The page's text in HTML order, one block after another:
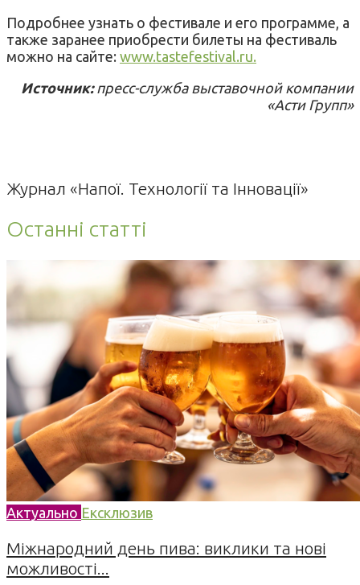
Подробнее узнать о фестивале и его программе, а
также заранее приобрести билеты на фестиваль
можно на сайте: www.tastefestival.ru.
Источник:пресс-служба выставочной компании
«Асти Групп»
Журнал «Напої. Технології та Інновації»
Останні статті
Актуально Ексклюзив
Міжнародний день пива: виклики та нові
можливості...